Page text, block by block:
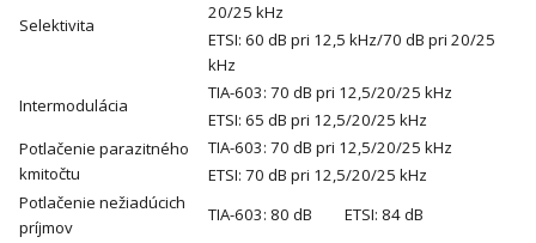
Selektivita
20/25 kHz
ETSI: 60 dB pri 12,5 kHz/70 dB pri 20/25
kHz
Intermodulácia
TIA-603: 70 dB pri 12,5/20/25 kHz
ETSI: 65 dB pri 12,5/20/25 kHz
Potlačenie parazitného
kmitočtu
TIA-603: 70 dB pri 12,5/20/25 kHz
ETSI: 70 dB pri 12,5/20/25 kHz
Potlačenie nežiadúcich
príjmov
TIA-603: 80 dB ETSI: 84 dB